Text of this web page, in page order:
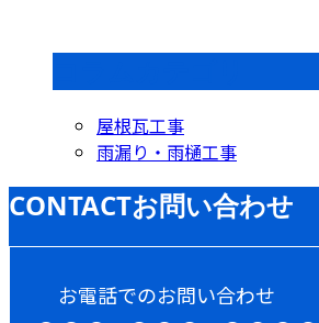
屋根瓦工事
雨漏り・雨樋工事
CONTACTお問い合わせ
お電話でのお問い合わせ